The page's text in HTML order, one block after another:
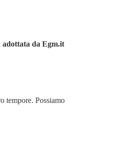
adottata da Egm.it
tempore. Possiamo